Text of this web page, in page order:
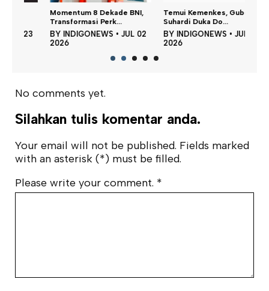
Momentum 8 Dekade BNI,
Transformasi Perk...
BY INDIGONEWS • JUL 02
Temui Kemenkes, Gubernur
Suhardi Duka Do...
BY INDIGONEWS • JUN 11
No comments yet.
Silahkan tulis komentar anda.
Your email will not be published. Fields marked
with an asterisk (*) must be filled.
Please write your comment. *